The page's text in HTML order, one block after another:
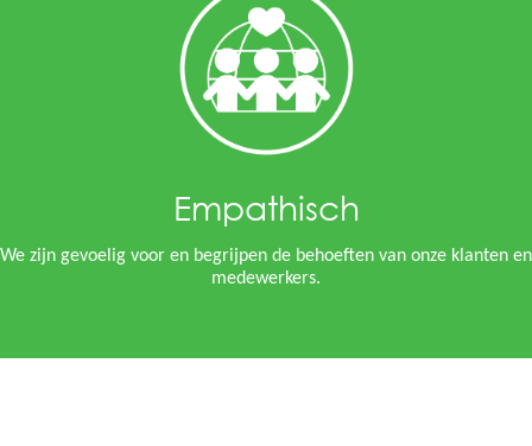
Empathisch
We zijn gevoelig voor en begrijpen de behoeften van onze klanten en
medewerkers.